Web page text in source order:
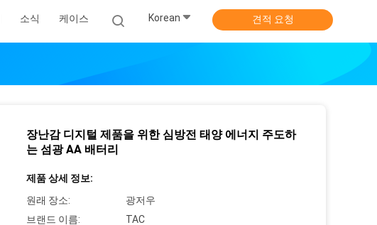
소식 케이스 Korean 견적 요청
장난감 디지털 제품을 위한 심방전 태양 에너지 주도하
는 섬광 AA 배터리
제품 상세 정보:
원래 장소:
광저우
브랜드 이름:
TAC